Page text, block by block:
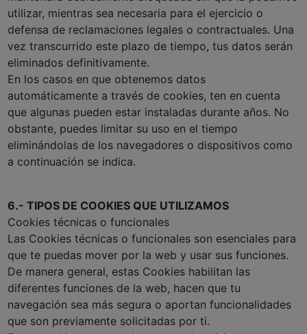
utilizar, mientras sea necesaria para el ejercicio o
defensa de reclamaciones legales o contractuales. Una
vez transcurrido este plazo de tiempo, tus datos serán
eliminados definitivamente.
En los casos en que obtenemos datos
automáticamente a través de cookies, ten en cuenta
que algunas pueden estar instaladas durante años. No
obstante, puedes limitar su uso en el tiempo
eliminándolas de los navegadores o dispositivos como
a continuación se indica.
6.- TIPOS DE COOKIES QUE UTILIZAMOS
Cookies técnicas o funcionales
Las Cookies técnicas o funcionales son esenciales para
que te puedas mover por la web y usar sus funciones.
De manera general, estas Cookies habilitan las
diferentes funciones de la web, hacen que tu
navegación sea más segura o aportan funcionalidades
que son previamente solicitadas por ti.